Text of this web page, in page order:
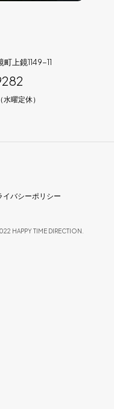
上鏡1149-11
曜定休）
イバシーポリシー
HAPPY TIME DIRECTION.